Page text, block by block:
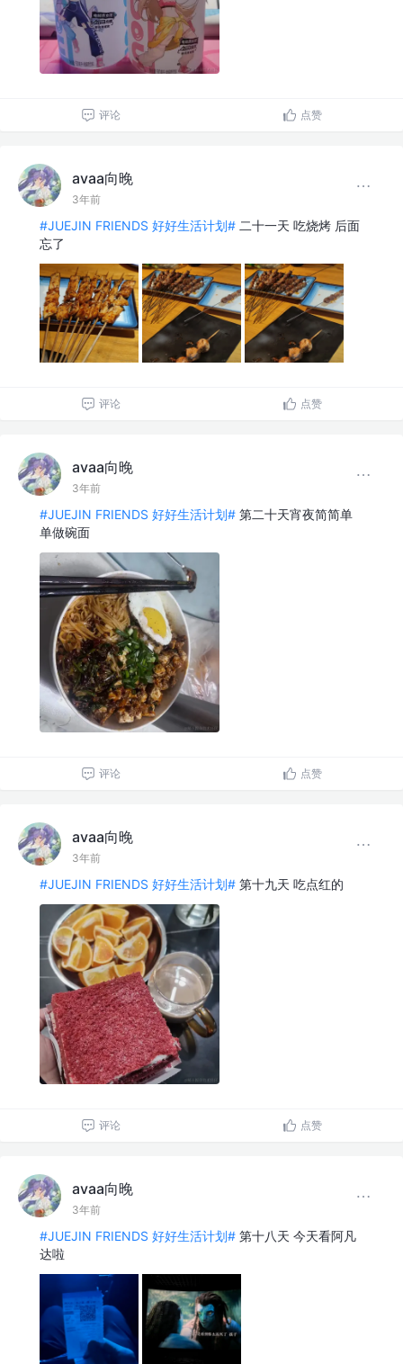
评论 点赞
avaa向晚
3年前
#JUEJIN FRIENDS 好好生活计划# 二十一天 吃烧烤 后面
忘了
评论 点赞
avaa向晚
3年前
#JUEJIN FRIENDS 好好生活计划# 第二十天宵夜简简单
单做碗面
评论 点赞
avaa向晚
3年前
#JUEJIN FRIENDS 好好生活计划# 第十九天 吃点红的
评论 点赞
avaa向晚
3年前
#JUEJIN FRIENDS 好好生活计划# 第十八天 今天看阿凡
达啦